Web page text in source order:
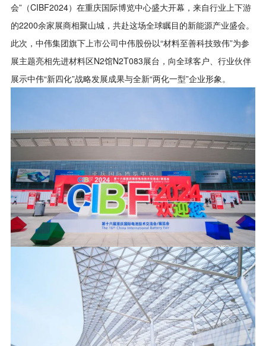
会”（CIBF2024）在重庆国际博览中心盛大开幕，来自行业上下游
的2200余家展商相聚山城，共赴这场全球瞩目的新能源产业盛会。
此次，中伟集团旗下上市公司中伟股份以“材料至善科技致伟”为参
展主题亮相先进材料区N2馆N2T083展台，向全球客户、行业伙伴
展示中伟“新四化”战略发展成果与全新“两化一型”企业形象。